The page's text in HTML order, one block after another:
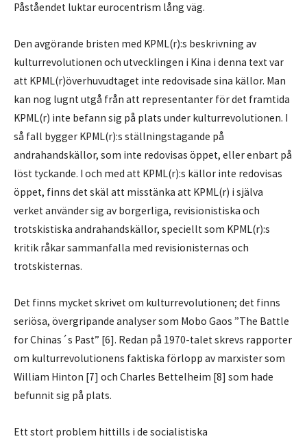
Påståendet luktar eurocentrism lång väg.
Den avgörande bristen med KPML(r):s beskrivning av
kulturrevolutionen och utvecklingen i Kina i denna text var
att KPML(r)överhuvudtaget inte redovisade sina källor. Man
kan nog lugnt utgå från att representanter för det framtida
KPML(r) inte befann sig på plats under kulturrevolutionen. I
så fall bygger KPML(r):s ställningstagande på
andrahandskällor, som inte redovisas öppet, eller enbart på
löst tyckande. I och med att KPML(r):s källor inte redovisas
öppet, finns det skäl att misstänka att KPML(r) i själva
verket använder sig av borgerliga, revisionistiska och
trotskistiska andrahandskällor, speciellt som KPML(r):s
kritik råkar sammanfalla med revisionisternas och
trotskisternas.
Det finns mycket skrivet om kulturrevolutionen; det finns
seriösa, övergripande analyser som Mobo Gaos ”The Battle
for Chinas´s Past” [6]. Redan på 1970-talet skrevs rapporter
om kulturrevolutionens faktiska förlopp av marxister som
William Hinton [7] och Charles Bettelheim [8] som hade
befunnit sig på plats.
Ett stort problem hittills i de socialistiska